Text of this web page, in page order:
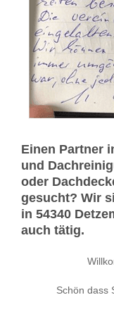
Einen Partner
und
oder
gesucht? Wir
in 54340
auch tätig.
Schön dass